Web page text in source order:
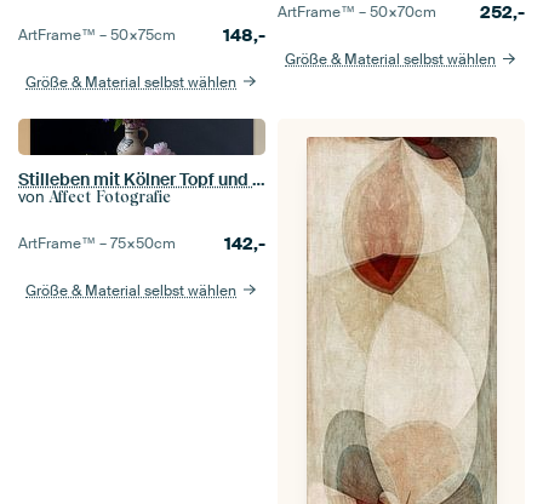
ArtFrame™ –50×75cm 148,-
Größe & Material selbst wählen
ArtFrame™ –50×70cm 252,-
Größe & Material selbst wählen
Stilleben mit Kölner Topf und violetten Blumen
von Affect Fotografie
ArtFrame™ –75×50cm 142,-
Größe & Material selbst wählen